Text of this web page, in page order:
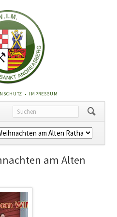
IMPRESSUM
am Alten